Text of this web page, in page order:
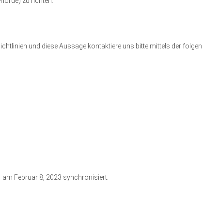
und diese Aussage kontaktiere uns bitte mittels der
am Februar 8, 2023 synchronisiert.